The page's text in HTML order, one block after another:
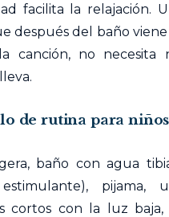
facilita la relajación.
después del baño
canción, no necesita
de rutina para niños
baño con agua
pijama,
cortos con la luz baja,